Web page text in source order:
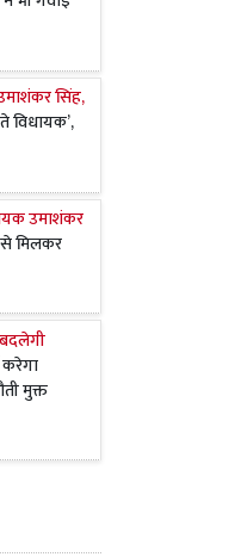
सिंह,
विधायक’,
उमाशंकर
मिलकर
मुक्त